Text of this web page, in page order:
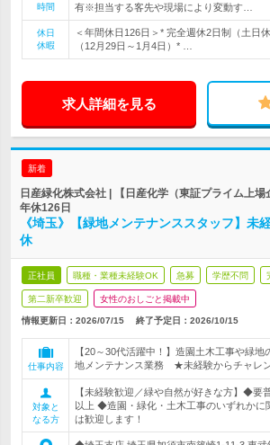
時間
有※担当する客先や現場により変動す…
休日
休暇
＜年間休日126日＞* 完全週休2日制（土日
（12月29日～1月4日）* …
求人詳細を見る
新着
日産緑化株式会社 | 【日産化学（東証プライム上
年休126日
《埼玉》【緑地メンテナンススタッフ】
休
正社員 職種・業種未経験OK 急募 学歴不問
第二新卒歓迎 女性のおしごと掲載中
情報更新日：2026/07/15 終了予定日： 2026/10/15
仕事内容
【20～30代活躍中！】造園土木工事や緑地
地メンテナンス業務 ★未経験からチャレン
対象と
なる方
【未経験歓迎／緑や自然が好きな方】◆要
以上 ◆造園・緑化・土木工事のいずれかに
は歓迎します！